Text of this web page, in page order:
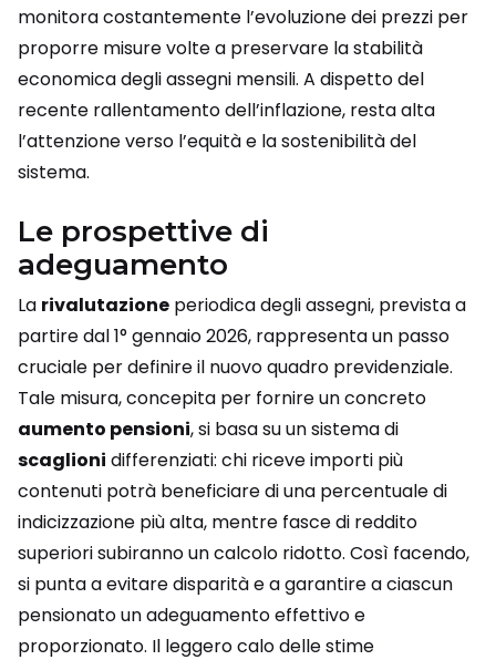
monitora costantemente l’evoluzione dei prezzi per
proporre misure volte a preservare la stabilità
economica degli assegni mensili. A dispetto del
recente rallentamento dell’inflazione, resta alta
l’attenzione verso l’equità e la sostenibilità del
sistema.
Le prospettive di
adeguamento
La rivalutazione periodica degli assegni, prevista a
partire dal 1° gennaio 2026, rappresenta un passo
cruciale per definire il nuovo quadro previdenziale.
Tale misura, concepita per fornire un concreto
aumento pensioni, si basa su un sistema di
scaglioni differenziati: chi riceve importi più
contenuti potrà beneficiare di una percentuale di
indicizzazione più alta, mentre fasce di reddito
superiori subiranno un calcolo ridotto. Così facendo,
si punta a evitare disparità e a garantire a ciascun
pensionato un adeguamento effettivo e
proporzionato. Il leggero calo delle stime